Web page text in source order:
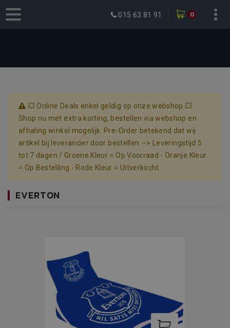
015 63 81 91 0
💥 Online Deals enkel geldig op onze webshop 💥
Shop nu met extra korting, bestellen via webshop en
afhaling winkel mogelijk. Pre-Order betekend dat wij
artikel bij leverancier door bestellen --> Leveringstijd 5
tot 7 dagen / Groene Kleur = Op Voorraad - Oranje Kleur
= Op Bestelling - Rode Kleur = Uitverkocht
EVERTON